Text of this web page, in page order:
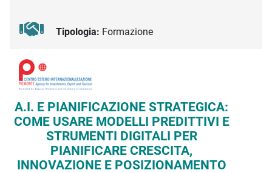
Tipologia: Formazione
Descrizione iniziativa
A.I. E PIANIFICAZIONE STRATEGICA:
COME USARE MODELLI PREDITTIVI E
STRUMENTI DIGITALI PER
PIANIFICARE CRESCITA,
INNOVAZIONE E POSIZIONAMENTO